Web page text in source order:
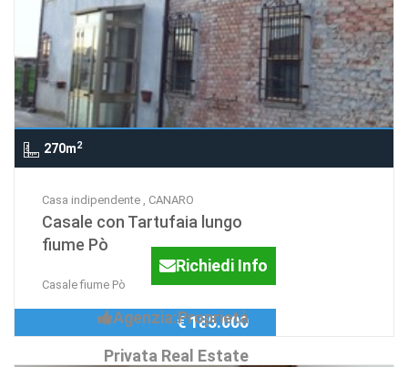
270m2
Casa indipendente , CANARO
Casale con Tartufaia lungo
fiume Pò
Casale fiume Pò
Richiedi Info
Agenzia:Proprietà
Privata Real Estate
€ 185.000